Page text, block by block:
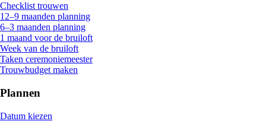
Checklist trouwen
12–9 maanden planning
6–3 maanden planning
1 maand voor de bruiloft
Week van de bruiloft
Taken ceremoniemeester
Trouwbudget maken
Plannen
Datum kiezen